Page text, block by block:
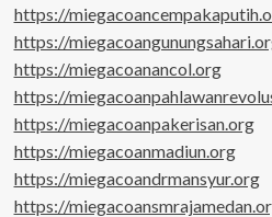
https://
https://
https://miegacoanancol.org
https://
https://miegacoanpakerisan.org
https://miegacoanmadiun.org
https://miegacoandrmansyur.org
https://